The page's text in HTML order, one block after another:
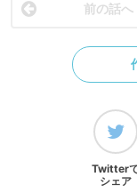
前の話へ
Twitter
シェア